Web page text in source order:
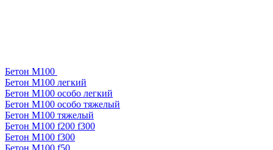
Бетон М100
Бетон М100 легкий
Бетон М100 особо легкий
Бетон М100 особо тяжелый
Бетон М100 тяжелый
Бетон М100 f200 f300
Бетон М100 f300
Бетон М100 f50